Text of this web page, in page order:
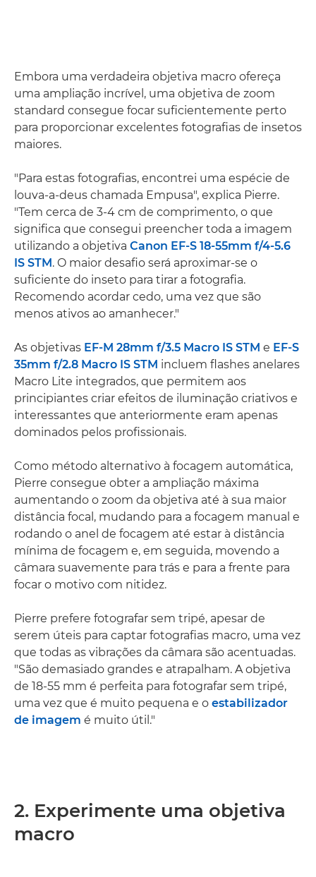
Embora uma verdadeira objetiva macro ofereça
uma ampliação incrível, uma objetiva de zoom
standard consegue focar suficientemente perto
para proporcionar excelentes fotografias de insetos
maiores.
"Para estas fotografias, encontrei uma espécie de
louva-a-deus chamada Empusa", explica Pierre.
"Tem cerca de 3-4 cm de comprimento, o que
significa que consegui preencher toda a imagem
utilizando a objetiva Canon EF-S 18-55mm f/4-5.6
IS STM. O maior desafio será aproximar-se o
suficiente do inseto para tirar a fotografia.
Recomendo acordar cedo, uma vez que são
menos ativos ao amanhecer."
As objetivas EF-M 28mm f/3.5 Macro IS STM e EF-S
35mm f/2.8 Macro IS STM incluem flashes anelares
Macro Lite integrados, que permitem aos
principiantes criar efeitos de iluminação criativos e
interessantes que anteriormente eram apenas
dominados pelos profissionais.
Como método alternativo à focagem automática,
Pierre consegue obter a ampliação máxima
aumentando o zoom da objetiva até à sua maior
distância focal, mudando para a focagem manual e
rodando o anel de focagem até estar à distância
mínima de focagem e, em seguida, movendo a
câmara suavemente para trás e para a frente para
focar o motivo com nitidez.
Pierre prefere fotografar sem tripé, apesar de
serem úteis para captar fotografias macro, uma vez
que todas as vibrações da câmara são acentuadas.
"São demasiado grandes e atrapalham. A objetiva
de 18-55 mm é perfeita para fotografar sem tripé,
uma vez que é muito pequena e o estabilizador
de imagem é muito útil."
2. Experimente uma objetiva
macro